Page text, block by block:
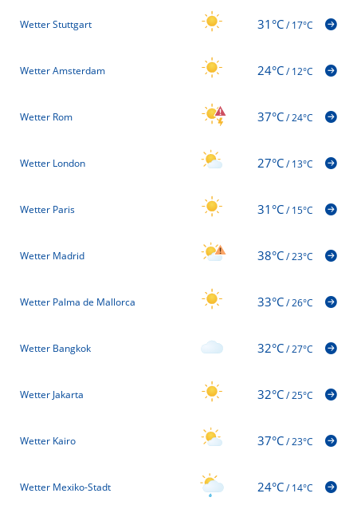
Wetter Stuttgart 31°C/17°C
Wetter Amsterdam 24°C/12°C
Wetter Rom 37°C/24°C
Wetter London 27°C/13°C
Wetter Paris 31°C/15°C
Wetter Madrid 38°C/23°C
Wetter Palma de Mallorca 33°C/26°C
Wetter Bangkok 32°C/27°C
Wetter Jakarta 32°C/25°C
Wetter Kairo 37°C/23°C
Wetter Mexiko-Stadt 24°C/14°C